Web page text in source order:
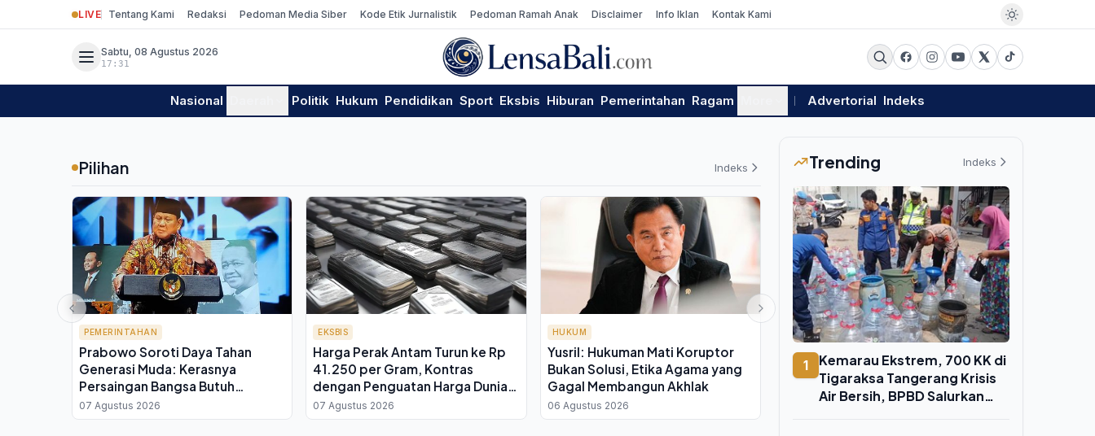
LIVE Tentang Kami Redaksi Pedoman Media Siber Kode Etik Jurnalistik Pedoman Ramah Anak Disclaimer Info Iklan Kontak Kami
Sabtu, 08 Agustus 2026
17:31
Nasional Politik Hukum Pendidikan Sport Eksbis Hiburan Pemerintahan Ragam Advertorial Indeks
Pilihan Indeks
PEMERINTAHAN
Prabowo Soroti Daya Tahan
Generasi Muda: Kerasnya
Persaingan Bangsa Butuh
Pemimpin yang Teruji
07 Agustus 2026
EKSBIS
Harga Perak Antam Turun ke Rp
41.250 per Gram, Kontras
dengan Penguatan Harga Dunia
di Tengah Ketegangan Hormuz
07 Agustus 2026
HUKUM
Yusril: Hukuman Mati Koruptor
Bukan Solusi, Etika Agama yang
Gagal Membangun Akhlak
06 Agustus 2026
PEMERINTAHAN
Kemarau Ekstrem, 700 KK di
Tigaraksa Tangerang Krisis Air
Bersih, BPBD Salurkan Bantuan
Trending Indeks
1
Kemarau Ekstrem, 700 KK di
Tigaraksa Tangerang Krisis
Air Bersih, BPBD Salurkan